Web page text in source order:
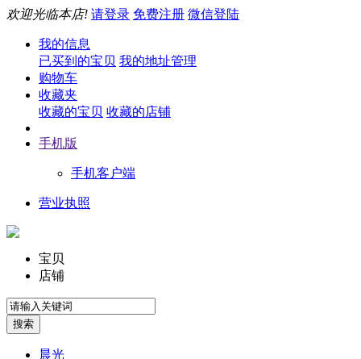
欢迎光临本店! 请登录 免费注册 微信登陆
我的信息
已买到的宝贝 我的地址管理
购物车
收藏夹
收藏的宝贝 收藏的店铺
手机版
手机客户端
营业执照
宝贝
店铺
晨光